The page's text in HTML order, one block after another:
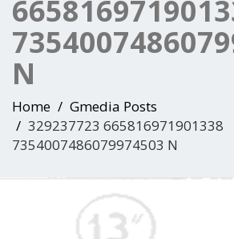
N
Home
Gmedia Posts
329237723 665816971901338
7354007486079974503 N